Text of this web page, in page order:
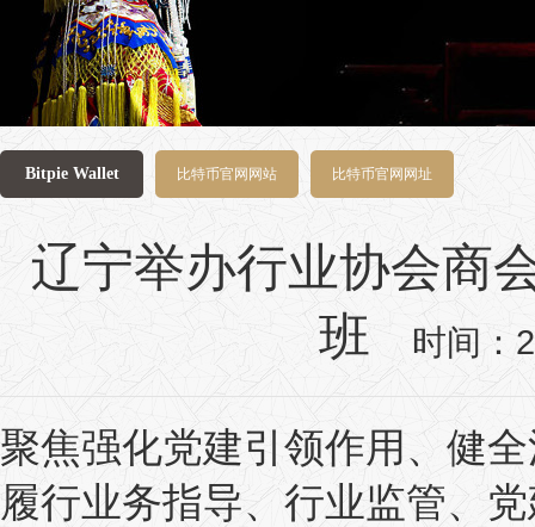
Bitpie Wallet 比特币官网网站 比特币官网网址
辽宁举办行业协会商
班
时间：
聚焦强化党建引领作用、健
履行业务指导、行业监管、